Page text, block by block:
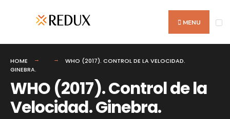
MENU
HOME
WHO (2017). CONTROL DE LA VELOCIDAD.
GINEBRA.
WHO (2017). Control de la
Velocidad. Ginebra.